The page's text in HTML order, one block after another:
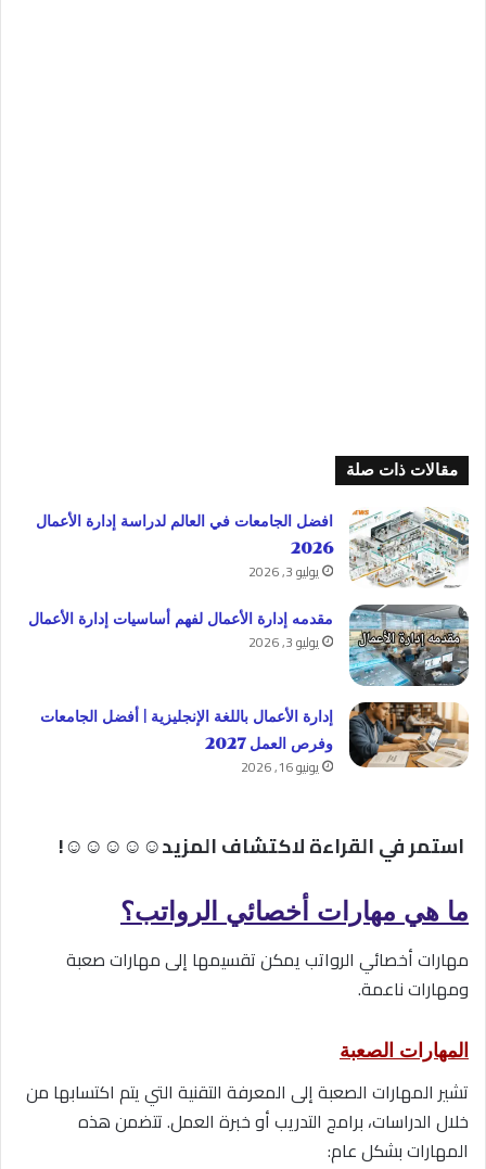
مقالات ذات صلة
افضل الجامعات في العالم لدراسة إدارة الأعمال
2026
يوليو 3, 2026
مقدمه إدارة الأعمال لفهم أساسيات إدارة الأعمال
يوليو 3, 2026
إدارة الأعمال باللغة الإنجليزية | أفضل الجامعات
وفرص العمل 2027
يونيو 16, 2026
استمر في القراءة لاكتشاف المزيد☺☺☺☺☺!
ما هي مهارات أخصائي الرواتب؟
مهارات أخصائي الرواتب يمكن تقسيمها إلى مهارات صعبة
ومهارات ناعمة.
المهارات الصعبة
تشير المهارات الصعبة إلى المعرفة التقنية التي يتم اكتسابها من
خلال الدراسات، برامج التدريب أو خبرة العمل. تتضمن هذه
المهارات بشكل عام: